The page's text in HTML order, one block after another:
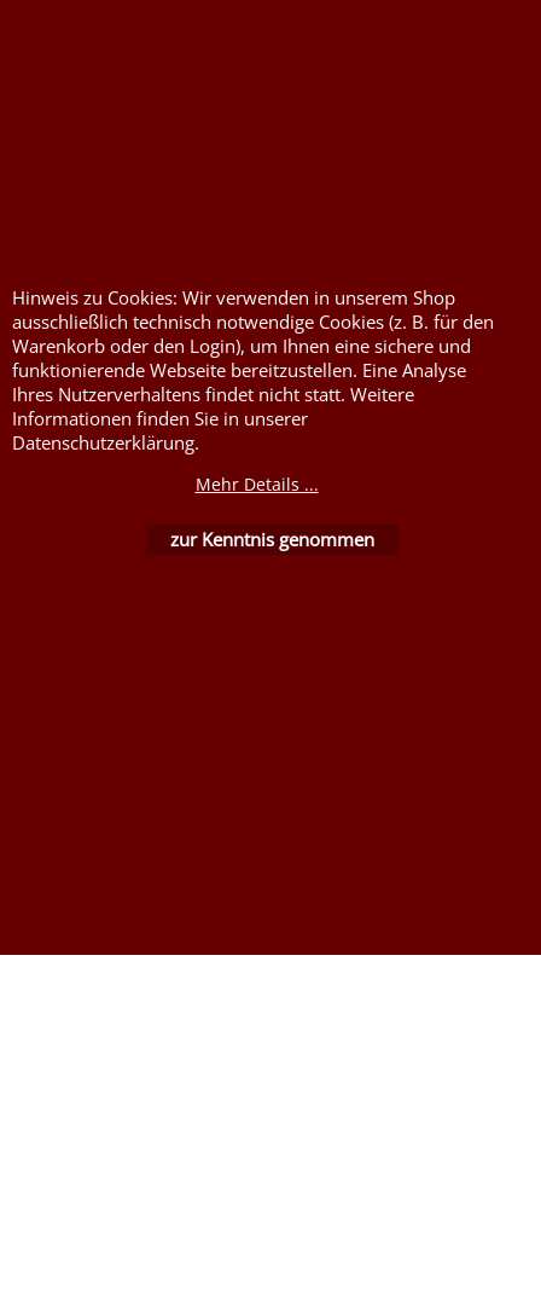
Kontaktformular
Füllwatte, Granulat
Flammschutzmittel
nach DIN4102B1
Flammenhemmende,
Nessel Baumwolle natur
Hinweis zu Cookies: Wir verwenden in unserem Shop
ausschließlich technisch notwendige Cookies (z. B. für den
Warenkorb oder den Login), um Ihnen eine sichere und
funktionierende Webseite bereitzustellen. Eine Analyse
Ihres Nutzerverhaltens findet nicht statt. Weitere
Informationen finden Sie in unserer
Datenschutzerklärung.
Mehr Details ...
zur Kenntnis genommen